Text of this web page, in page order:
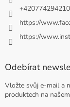
+420774294210
https://
https://
Odebírat
Vložte svůj e-mail a
produktech na